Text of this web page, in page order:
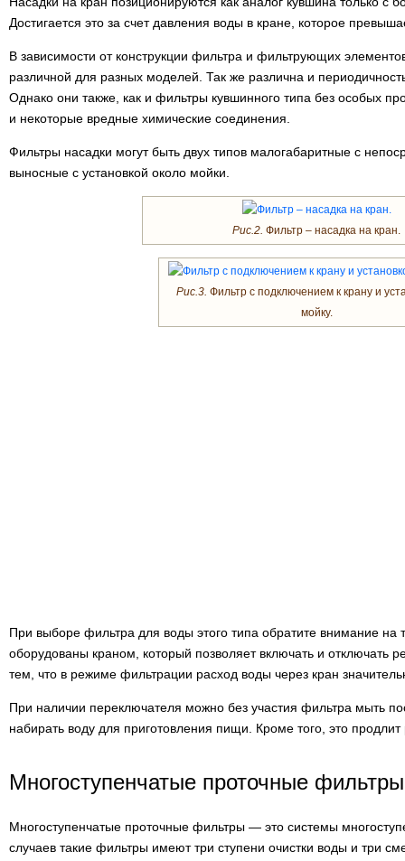
Достигается это за счет давления воды в кране, которое
В зависимости от конструкции фильтра и фильтрующих
различной для разных моделей. Так же различна и
Однако они также, как и фильтры кувшинного типа без особых
и некоторые вредные химические соединения.
Фильтры насадки могут быть двух типов малогабаритные с
выносные с установкой около мойки.
Рис.2. Фильтр – насадка на кран.
Рис.3. Фильтр с подключением к крану и
мойку.
При выборе фильтра для воды этого типа обратите внимание на
оборудованы краном, который позволяет включать и отключать
тем, что в режиме фильтрации расход воды через кран
При наличии переключателя можно без участия фильтра мыть
набирать воду для приготовления пищи. Кроме того, это
Многоступенчатые проточные
Многоступенчатые проточные фильтры — это системы
случаев такие фильтры имеют три ступени очистки воды и три